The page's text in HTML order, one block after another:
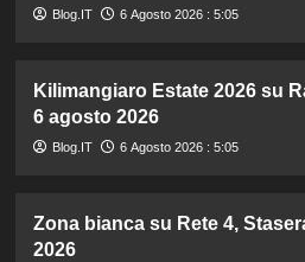
Blog.IT 6 Agosto 2026 : 5:05
Kilimangiaro Estate 2026 su
6 agosto 2026
Blog.IT 6 Agosto 2026 : 5:05
Zona bianca su Rete 4,
2026